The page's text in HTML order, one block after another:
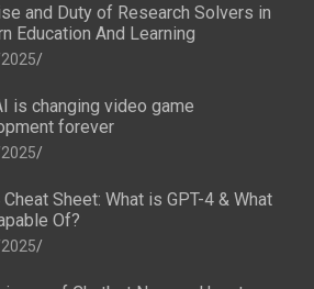
and Duty of Research Solvers in
Education And Learning
is changing video game
forever
Cheat Sheet: What is GPT-4 & What
Of?